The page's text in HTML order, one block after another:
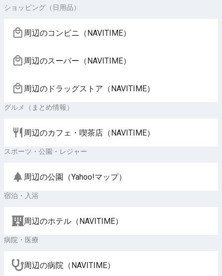
ショッピング（日用品）
周辺のコンビニ（NAVITIME）
周辺のスーパー（NAVITIME）
周辺のドラッグストア（NAVITIME）
グルメ（まとめ情報）
周辺のカフェ・喫茶店（NAVITIME）
スポーツ・公園・レジャー
周辺の公園（Yahoo!マップ）
宿泊・入浴
周辺のホテル（NAVITIME）
病院・医療
周辺の病院（NAVITIME）